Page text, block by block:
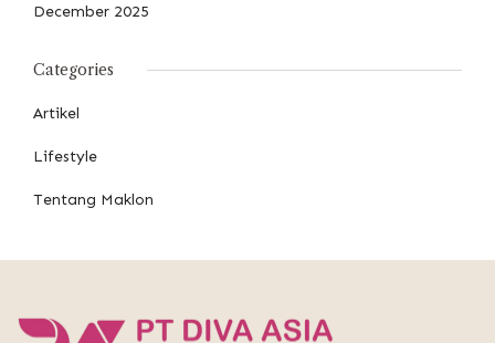
December 2025
Categories
Artikel
Lifestyle
Tentang Maklon